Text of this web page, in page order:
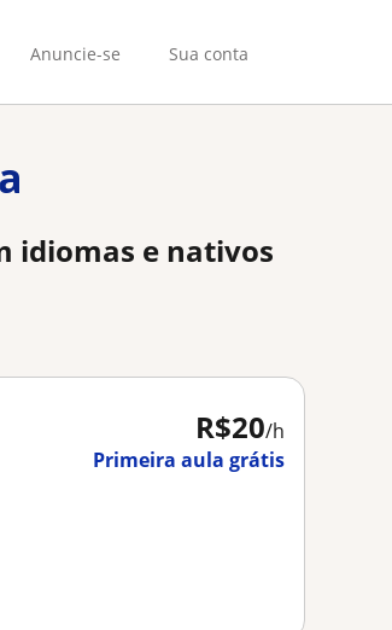
Anuncie-se Sua conta
idiomas e nativos
R$20/h
Primeira aula grátis